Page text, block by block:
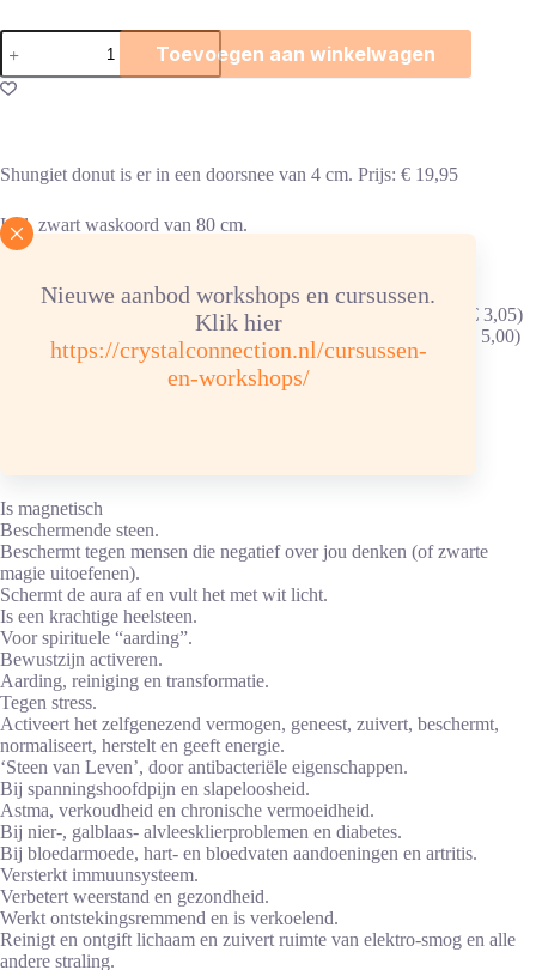
Nieuwe aanbod workshops en cursussen.
Klik hier
https://crystalconnection.nl/cursussen-
en-workshops/
Shungiet
donut
aantal
Toevoegen aan winkelwagen
Shungiet donut is er in een doorsnee van 4 cm. Prijs: € 19,95
Incl. zwart waskoord van 80 cm.
Zilverkleurige donuthouder in de vorm van een levensspiraal (€ 3,05)
Zilverkleurige donuthouder in de vorm van een levensbloem (€ 5,00)
Zilverkleurige donutclip (€ 3,50).
Is magnetisch
Beschermende steen.
Beschermt tegen mensen die negatief over jou denken (of zwarte
magie uitoefenen).
Schermt de aura af en vult het met wit licht.
Is een krachtige heelsteen.
Voor spirituele “aarding”.
Bewustzijn activeren.
Aarding, reiniging en transformatie.
Tegen stress.
Activeert het zelfgenezend vermogen, geneest, zuivert, beschermt,
normaliseert, herstelt en geeft energie.
‘Steen van Leven’, door antibacteriële eigenschappen.
Bij spanningshoofdpijn en slapeloosheid.
Astma, verkoudheid en chronische vermoeidheid.
Bij nier-, galblaas- alvleesklierproblemen en diabetes.
Bij bloedarmoede, hart- en bloedvaten aandoeningen en artritis.
Versterkt immuunsysteem.
Verbetert weerstand en gezondheid.
Werkt ontstekingsremmend en is verkoelend.
Reinigt en ontgift lichaam en zuivert ruimte van elektro-smog en alle
andere straling.